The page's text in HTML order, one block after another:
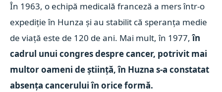
În 1963, o echipă medicală franceză a mers într-o
expediţie în Hunza şi au stabilit că speranţa medie
de viaţă este de 120 de ani. Mai mult, în 1977,în
cadrul unui congres despre cancer, potrivit mai
multor oameni de ştiinţă, în Huzna s-a constatat
absenţa cancerului în orice formă.